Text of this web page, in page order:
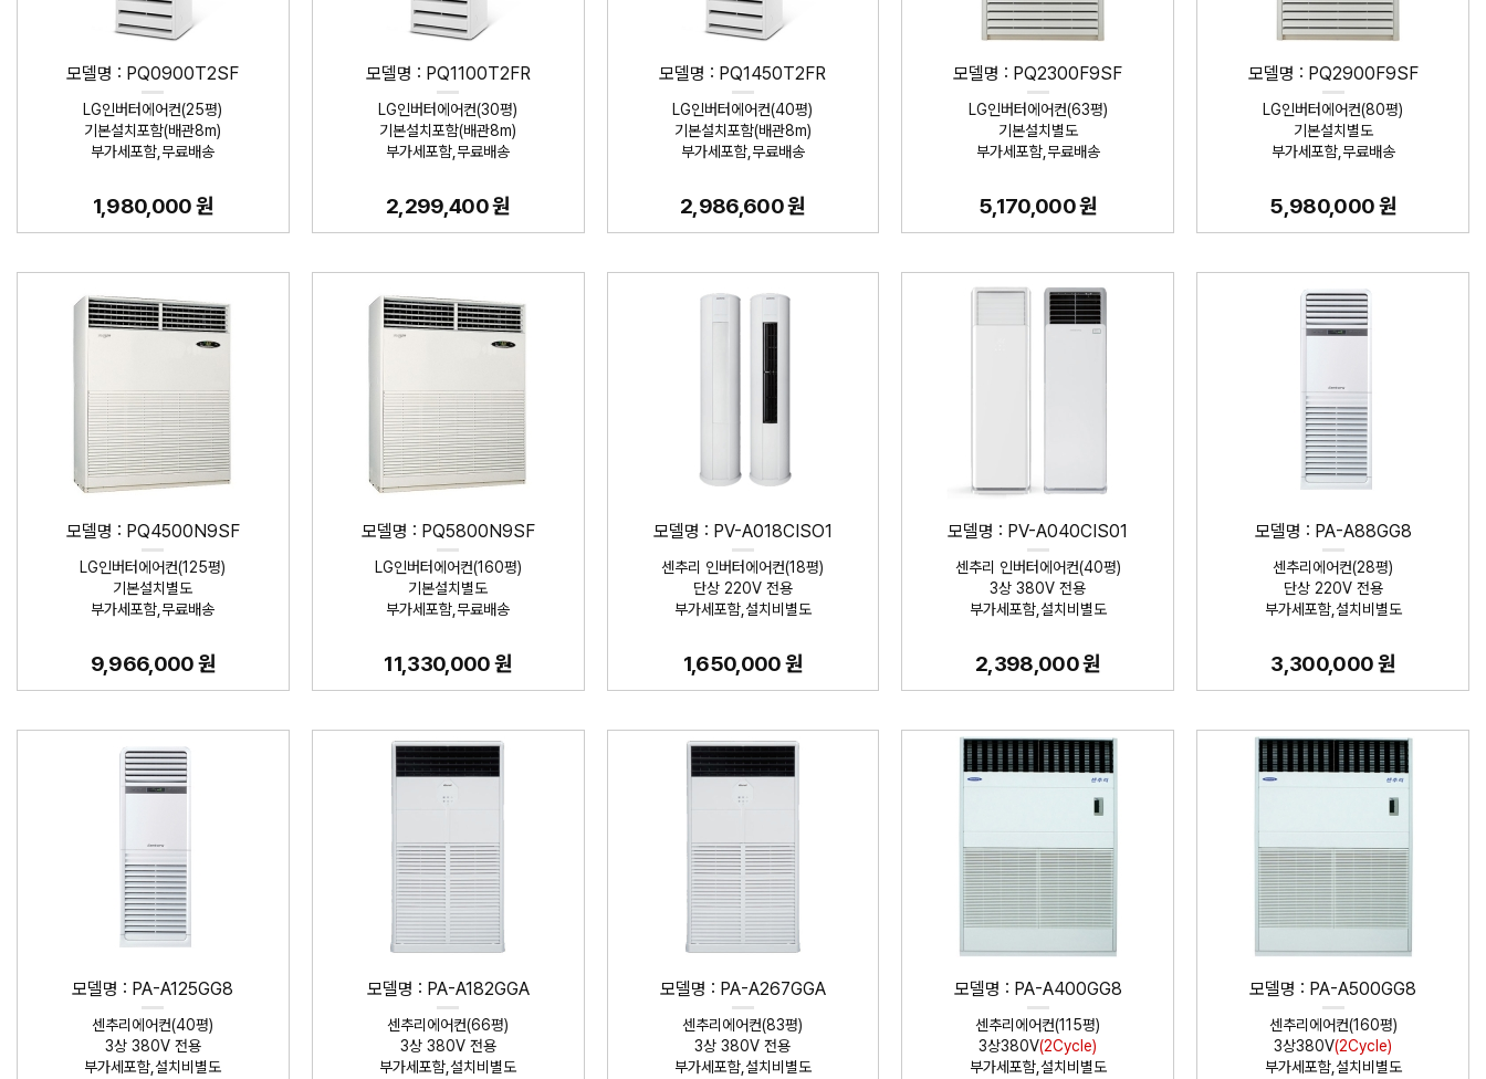
모델명 : PQ0900T2SF
LG인버터에어컨(25평)
기본설치포함(배관8m)
부가세포함,무료배송
1,980,000 원
모델명 : PQ1100T2FR
LG인버터에어컨(30평)
기본설치포함(배관8m)
부가세포함,무료배송
2,299,400 원
모델명 : PQ1450T2FR
LG인버터에어컨(40평)
기본설치포함(배관8m)
부가세포함,무료배송
2,986,600 원
모델명 : PQ2300F9SF
LG인버터에어컨(63평)
기본설치별도
부가세포함,무료배송
5,170,000 원
모델명 : PQ2900F9SF
LG인버터에어컨(80평)
기본설치별도
부가세포함,무료배송
5,980,000 원
모델명 : PQ4500N9SF
LG인버터에어컨(125평)
기본설치별도
부가세포함,무료배송
9,966,000 원
모델명 : PQ5800N9SF
LG인버터에어컨(160평)
기본설치별도
부가세포함,무료배송
11,330,000 원
모델명 : PV-A018CISO1
센추리 인버터에어컨(18평)
단상 220V 전용
부가세포함,설치비별도
1,650,000 원
모델명 : PV-A040CIS01
센추리 인버터에어컨(40평)
3상 380V 전용
부가세포함,설치비별도
2,398,000 원
모델명 : PA-A88GG8
센추리에어컨(28평)
단상 220V 전용
부가세포함,설치비별도
3,300,000 원
모델명 : PA-A125GG8
센추리에어컨(40평)
3상 380V 전용
부가세포함,설치비별도
모델명 : PA-A182GGA
센추리에어컨(66평)
3상 380V 전용
부가세포함,설치비별도
모델명 : PA-A267GGA
센추리에어컨(83평)
3상 380V 전용
부가세포함,설치비별도
모델명 : PA-A400GG8
센추리에어컨(115평)
3상380V(2Cycle)
부가세포함,설치비별도
모델명 : PA-A500GG8
센추리에어컨(160평)
3상380V(2Cycle)
부가세포함,설치비별도